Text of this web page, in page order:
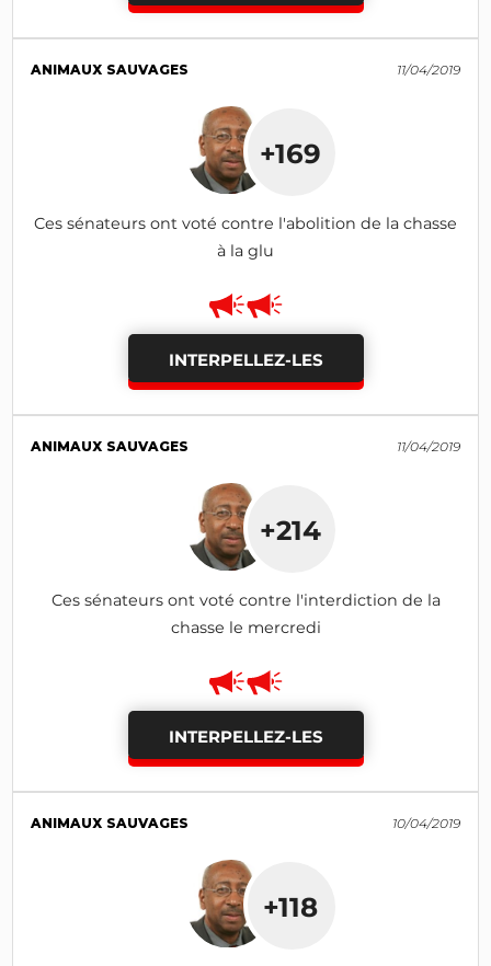
ANIMAUX SAUVAGES 11/04/2019
+169
Ces sénateurs ont voté contre l'abolition de la chasse
à la glu
INTERPELLEZ-LES
ANIMAUX SAUVAGES 11/04/2019
+214
Ces sénateurs ont voté contre l'interdiction de la
chasse le mercredi
INTERPELLEZ-LES
ANIMAUX SAUVAGES 10/04/2019
+118